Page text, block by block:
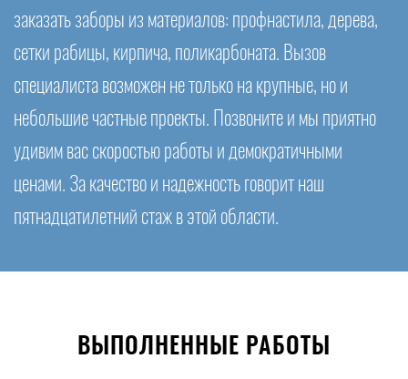
заказать заборы из материалов: профнастила, дерева,
сетки рабицы, кирпича, поликарбоната. Вызов
специалиста возможен не только на крупные, но и
небольшие частные проекты. Позвоните и мы приятно
удивим вас скоростью работы и демократичными
ценами. За качество и надежность говорит наш
пятнадцатилетний стаж в этой области.
ВЫПОЛНЕННЫЕ РАБОТЫ